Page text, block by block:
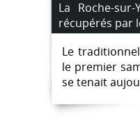
La Roche-
récupérés par
Le
le premier
se tenait